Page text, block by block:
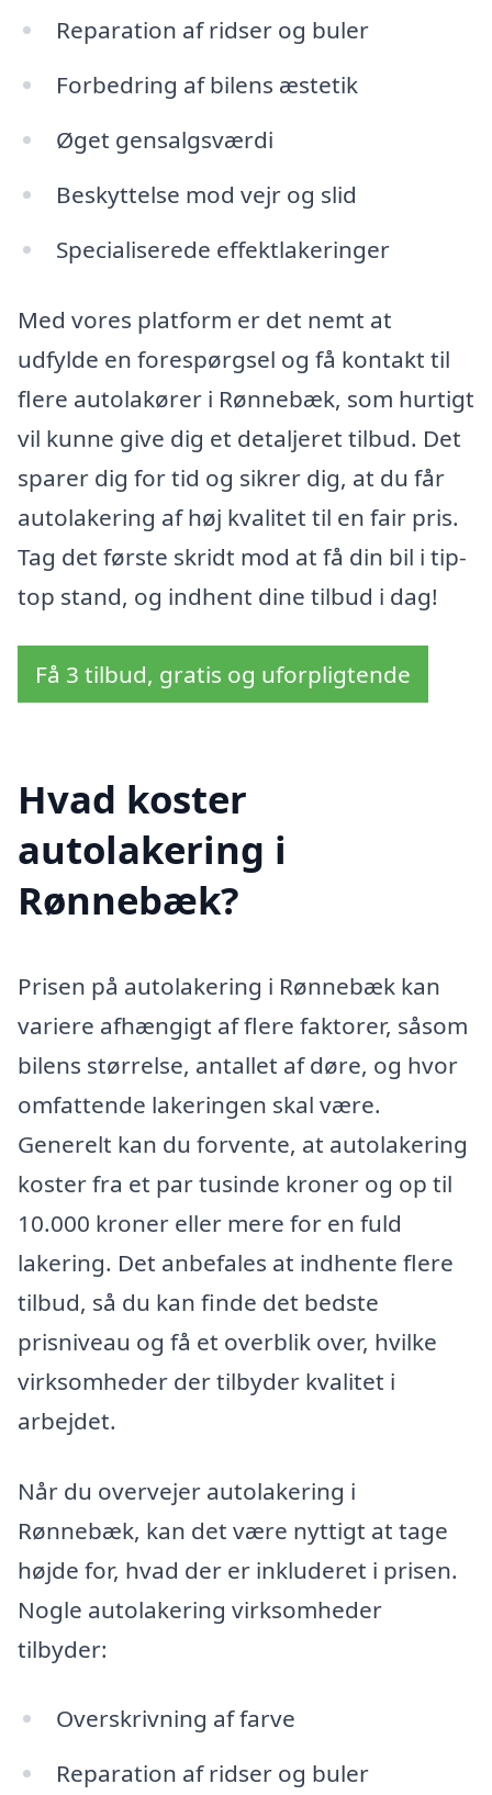
Reparation af ridser og buler
Forbedring af bilens æstetik
Øget gensalgsværdi
Beskyttelse mod vejr og slid
Specialiserede effektlakeringer
Med vores platform er det nemt at
udfylde en forespørgsel og få kontakt til
flere autolakører i Rønnebæk, som hurtigt
vil kunne give dig et detaljeret tilbud. Det
sparer dig for tid og sikrer dig, at du får
autolakering af høj kvalitet til en fair pris.
Tag det første skridt mod at få din bil i tip-
top stand, og indhent dine tilbud i dag!
Få 3 tilbud, gratis og uforpligtende
Hvad koster
autolakering i
Rønnebæk?
Prisen på autolakering i Rønnebæk kan
variere afhængigt af flere faktorer, såsom
bilens størrelse, antallet af døre, og hvor
omfattende lakeringen skal være.
Generelt kan du forvente, at autolakering
koster fra et par tusinde kroner og op til
10.000 kroner eller mere for en fuld
lakering. Det anbefales at indhente flere
tilbud, så du kan finde det bedste
prisniveau og få et overblik over, hvilke
virksomheder der tilbyder kvalitet i
arbejdet.
Når du overvejer autolakering i
Rønnebæk, kan det være nyttigt at tage
højde for, hvad der er inkluderet i prisen.
Nogle autolakering virksomheder
tilbyder:
Overskrivning af farve
Reparation af ridser og buler